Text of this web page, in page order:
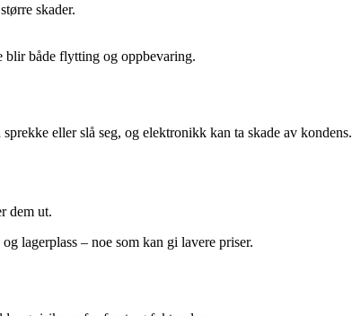
skader.
blir både flytting og oppbevaring.
eller slå seg, og elektronikk kan ta skade av kondens.
dem ut.
lagerplass – noe som kan gi lavere priser.